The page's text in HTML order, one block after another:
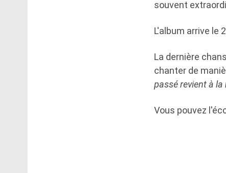
souvent
L'album arrive le
La dernière
chanter de
passé revient à la
Vous pouvez